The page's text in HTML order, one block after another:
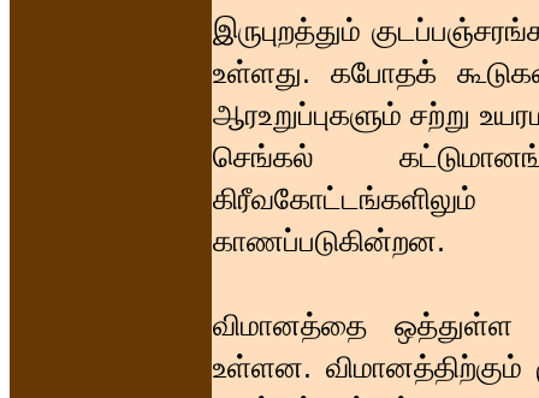
இருபுறத்தும்
உள்ளது. கபோதக்
ஆரஉறுப்புகளும் சற்று
செங்கல்
காணப்படுகின்றன.
விமானத்தை ஒத்துள்ள
உள்ளன.